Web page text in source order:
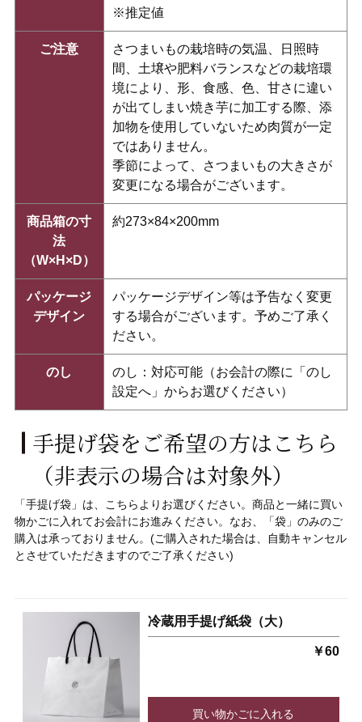
※推定値
ご注意
さつまいもの栽培時の気温、日照時
間、土壌や肥料バランスなどの栽培環
境により、形、食感、色、甘さに違い
が出てしまい焼き芋に加工する際、添
加物を使用していないため肉質が一定
ではありません。
季節によって、さつまいもの大きさが
変更になる場合がございます。
商品箱の寸
法
（W×H×D）
約273×84×200mm
パッケージ
デザイン
パッケージデザイン等は予告なく変更
する場合がございます。予めご了承く
ださい。
のし
のし：対応可能（お会計の際に「のし
設定へ」からお選びください）
手提げ袋をご希望の方はこちら
（非表示の場合は対象外）
「手提げ袋」 は、こちらよりお選びください。 商品と一緒に買い
物かごに入れてお会計にお進みください。なお、「袋」 のみのご
購入は承っておりません。(ご購入された場合は、自動キャンセル
とさせていただきますのでご了承ください)
冷蔵用手提げ紙袋（大）
￥60
買い物かごに入れる